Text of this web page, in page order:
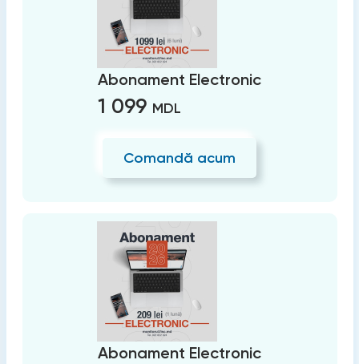
Abonament Electronic
1 099 MDL
Comandă acum
Abonament Electronic